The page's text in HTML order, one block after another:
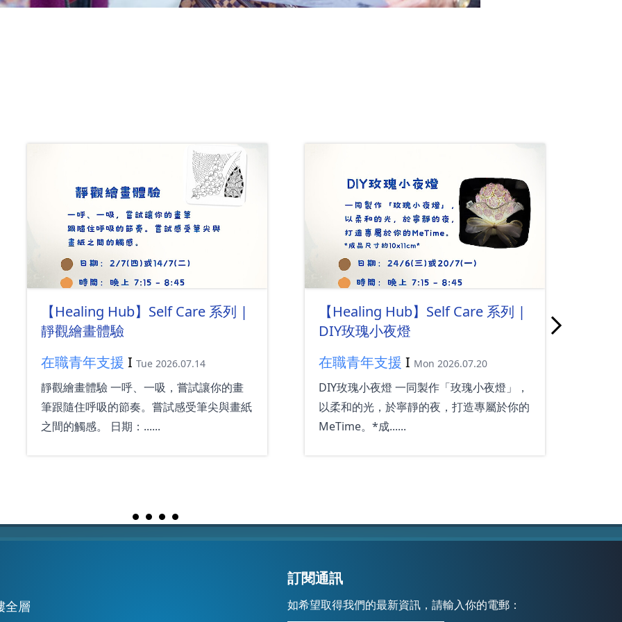
【Healing Hub】Self Care 系列 |
靜觀繪畫體驗
在職青年支援 I Tue 2026.07.14
靜觀繪畫體驗 一呼、一吸，嘗試讓你的畫
筆跟隨住呼吸的節奏。嘗試感受筆尖與畫紙
之間的觸感。 日期：......
【Healing Hub】Self Care 系列 |
DIY玫瑰小夜燈
在職青年支援 I Mon 2026.07.20
DIY玫瑰小夜燈 一同製作「玫瑰小夜燈」，
以柔和的光，於寧靜的夜，打造專屬於你的
MeTime。*成......
全層
訂閱通訊
如希望取得我們的最新資訊，請輸入你的電郵：